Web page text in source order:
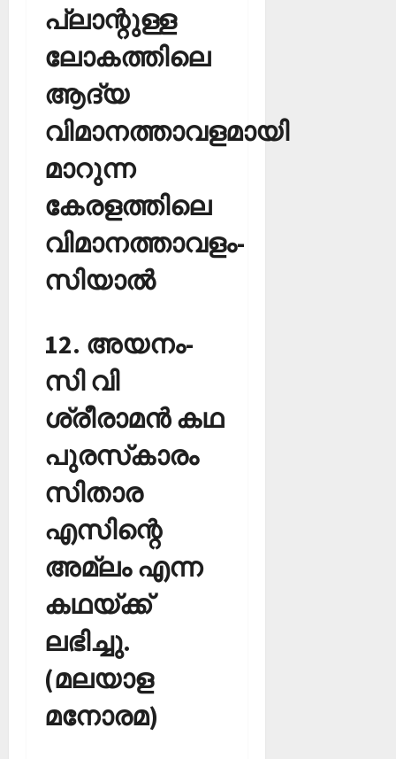
പ്ലാന്റുള്ള
ലോകത്തിലെ
ആദ്യ
വിമാനത്താവളമായി
മാറുന്ന
കേരളത്തിലെ
വിമാനത്താവളം-
സിയാല്‍
12. അയനം-
സി വി
ശ്രീരാമന്‍ കഥ
പുരസ്‌കാരം
സിതാര
എസിന്റെ
അമ്ലം എന്ന
കഥയ്ക്ക്
ലഭിച്ചു.
(മലയാള
മനോരമ)